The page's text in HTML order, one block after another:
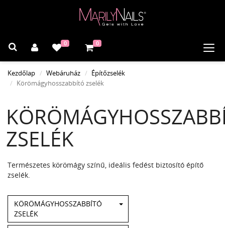
0 0
Kezdőlap Webáruház
Építőzselék
Körömágyhosszabbító zselék
ZSELÉK
Természetes körömágy színű, ideális fedést biztosító építő
zselék.
KÖRÖMÁGYHOSSZABBÍTÓ
ZSELÉK